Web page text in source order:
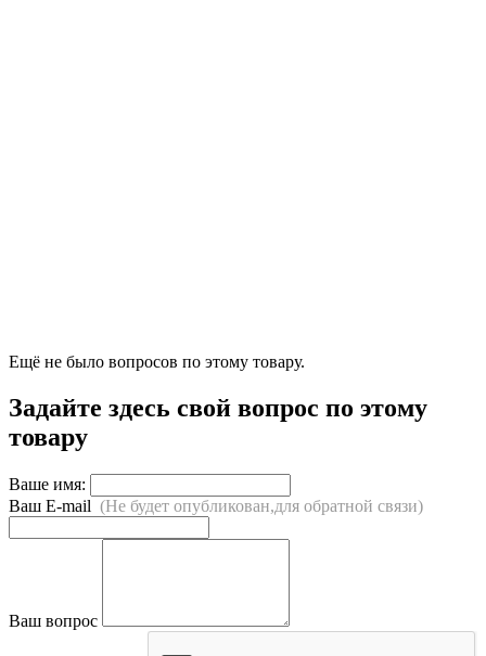
Ещё не было вопросов по этому товару.
Задайте здесь свой вопрос по этому
товару
Ваше имя:
Ваш E-mail (Не будет опубликован,для обратной связи)
Ваш вопрос